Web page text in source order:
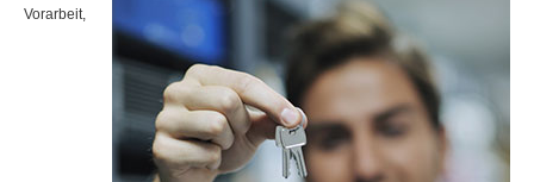
Vorarbeit,